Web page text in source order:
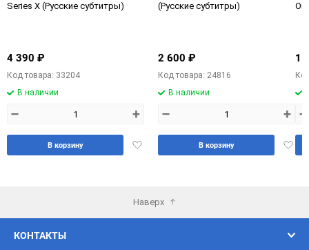
Series X (Русские субтитры)
4 390 ₽
Код товара: 33204
В наличии
– +
Добавить
В корзину
(Русские субтитры)
2 600 ₽
Код товара: 24816
В наличии
– +
В корзину
1
–
Наверх
КОНТАКТЫ